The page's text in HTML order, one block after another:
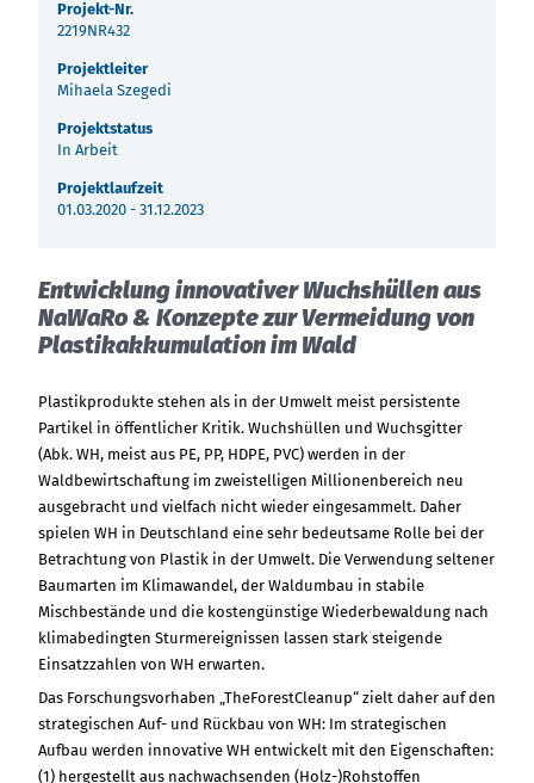
Indonesia
中国
Kontakt
Newsletter
Projekt-Nr.
2219NR432
Projektleiter
Mihaela Szegedi
Projektstatus
In Arbeit
Projektlaufzeit
01.03.2020 - 31.12.2023
Entwicklung innovativer Wuchshüllen aus
NaWaRo & Konzepte zur Vermeidung von
Plastikakkumulation im Wald
Plastikprodukte stehen als in der Umwelt meist persistente
Partikel in öffentlicher Kritik. Wuchshüllen und Wuchsgitter
(Abk. WH, meist aus PE, PP, HDPE, PVC) werden in der
Waldbewirtschaftung im zweistelligen Millionenbereich neu
ausgebracht und vielfach nicht wieder eingesammelt. Daher
spielen WH in Deutschland eine sehr bedeutsame Rolle bei der
Betrachtung von Plastik in der Umwelt. Die Verwendung seltener
Baumarten im Klimawandel, der Waldumbau in stabile
Mischbestände und die kostengünstige Wiederbewaldung nach
klimabedingten Sturmereignissen lassen stark steigende
Einsatzzahlen von WH erwarten.
Das Forschungsvorhaben „TheForestCleanup“ zielt daher auf den
strategischen Auf- und Rückbau von WH: Im strategischen
Aufbau werden innovative WH entwickelt mit den Eigenschaften:
(1) hergestellt aus nachwachsenden (Holz-)Rohstoffen